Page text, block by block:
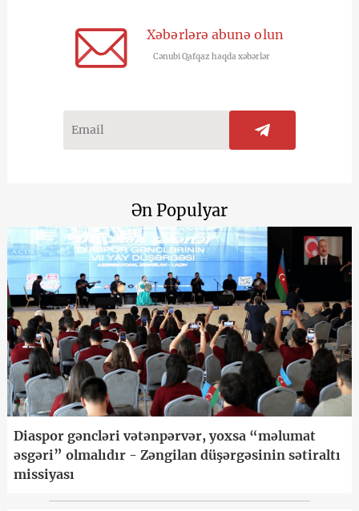
Xəbərlərə abunə olun
Cənubi Qafqaz haqda xəbərlər
Ən Populyar
Diaspor gəncləri vətənpərvər, yoxsa “məlumat
əsgəri” olmalıdır - Zəngilan düşərgəsinin sətiraltı
missiyası